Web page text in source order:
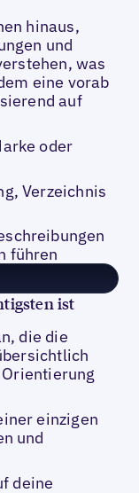
hinaus,
und
was
eine vorab
auf
oder
Verzeichnis
führen
ist
die die
einzigen
und
deine